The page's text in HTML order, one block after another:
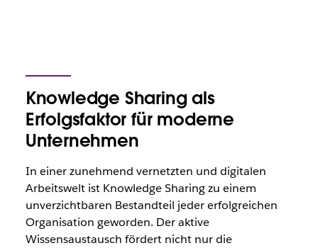
Knowledge Sharing als
Erfolgsfaktor für moderne
Unternehmen
In einer zunehmend vernetzten und digitalen
Arbeitswelt ist Knowledge Sharing zu einem
unverzichtbaren Bestandteil jeder erfolgreichen
Organisation geworden. Der aktive
Wissensaustausch fördert nicht nur die